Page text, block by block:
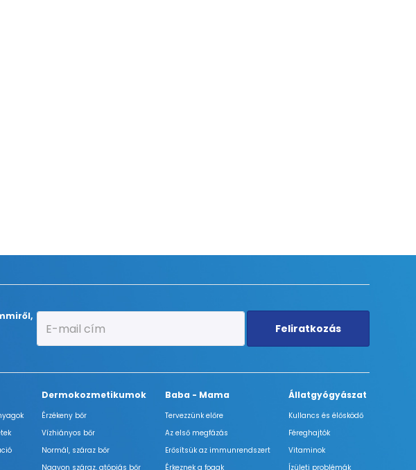
Feliratkozás
Dermokozmetikumok
Érzékeny bőr
Vízhiányos bőr
Normál, száraz bőr
Nagyon száraz, atópiás bőr
Baba - Mama
Tervezzünk előre
Az első megfázás
Erősítsük az immunrendszert
Érkeznek a fogak
Állatgyógyászat
Kullancs és élősködő
Féreghajtók
Vitaminok
Ízületi problémák